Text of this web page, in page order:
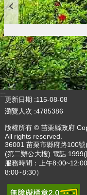
:::
更新日期
115-08-08
瀏覽人次 4785386
版權所有 © 苗栗縣政府
All rights reserved.
36001 苗栗市縣府路100
(第二辦公大樓) 電話
服務時間：上午
8:00~8:30）